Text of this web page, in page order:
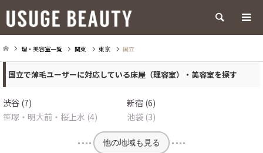
検索
理・美容室一覧 関東 東京 国立
国立で薄毛ユーザーに対応している床屋（理容室）・美容室を探す
渋谷 (7)
新宿 (6)
笹塚・明大前・桜上水 (4)
池袋 (3)
他の地域も見る